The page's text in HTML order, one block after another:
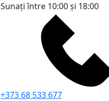
Sunați între 10:00 și 18:00
+373 68 533 677